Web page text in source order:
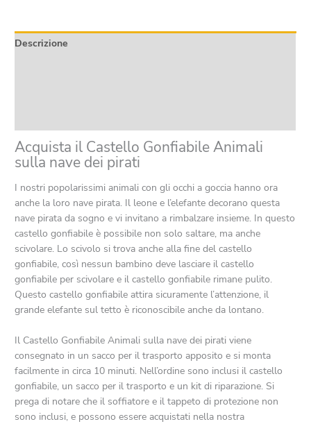
quantità
Descrizione
Acquista il Castello Gonfiabile Animali
sulla nave dei pirati
I nostri popolarissimi animali con gli occhi a goccia hanno ora
anche la loro nave pirata. Il leone e l’elefante decorano questa
nave pirata da sogno e vi invitano a rimbalzare insieme. In questo
castello gonfiabile è possibile non solo saltare, ma anche
scivolare. Lo scivolo si trova anche alla fine del castello
gonfiabile, così nessun bambino deve lasciare il castello
gonfiabile per scivolare e il castello gonfiabile rimane pulito.
Questo castello gonfiabile attira sicuramente l’attenzione, il
grande elefante sul tetto è riconoscibile anche da lontano.
Il Castello Gonfiabile Animali sulla nave dei pirati viene
consegnato in un sacco per il trasporto apposito e si monta
facilmente in circa 10 minuti. Nell’ordine sono inclusi il castello
gonfiabile, un sacco per il trasporto e un kit di riparazione. Si
prega di notare che il soffiatore e il tappeto di protezione non
sono inclusi, e possono essere acquistati nella nostra